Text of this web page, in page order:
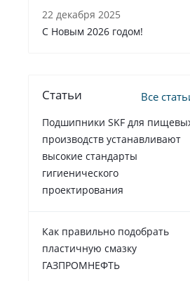
22 декабря 2025
C Новым 2026 годом!
Статьи Все
Подшипники SKF для
производств устанавливают
высокие стандарты
гигиенического
проектирования
Как правильно подобрать
пластичную смазку
ГАЗПРОМНЕФТЬ